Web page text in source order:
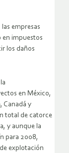
empresas
en impuestos
los daños
en México,
Canadá y
total de catorce
y aunque la
para 2008,
explotación